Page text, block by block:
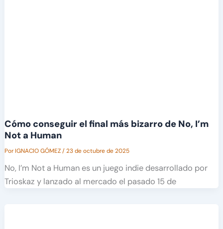
Cómo conseguir el final más bizarro de No, I’m
Not a Human
PorIGNACIO GÓMEZ/23 de octubre de 2025
No, I’m Not a Human es un juego indie desarrollado por
Trioskaz y lanzado al mercado el pasado 15 de